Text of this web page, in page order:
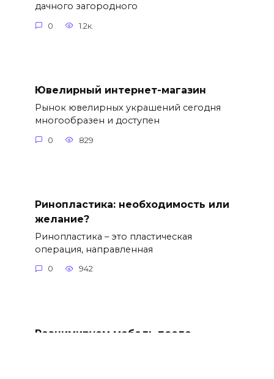
дачного загородного
0 1.2к.
Ювелирный интернет-магазин
Рынок ювелирных украшений сегодня
многообразен и доступен
0 829
Ринопластика: необходимость или
желание?
Ринопластика – это пластическая
операция, направленная
0 942
Реанимируем мебель после